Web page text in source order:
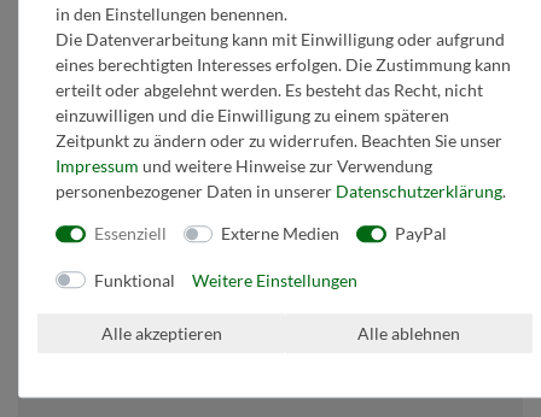
Zahlen Sie sicher mit
in den Einstellungen benennen.
Die Datenverarbeitung kann mit Einwilligung oder aufgrund
eines berechtigten Interesses erfolgen. Die Zustimmung kann
erteilt oder abgelehnt werden. Es besteht das Recht, nicht
einzuwilligen und die Einwilligung zu einem späteren
Zeitpunkt zu ändern oder zu widerrufen. Beachten Sie unser
Impressum und weitere Hinweise zur Verwendung
personenbezogener Daten in unserer Daten­schutz­erklärung.
Essenziell Externe Medien PayPal
Funktional Weitere Einstellungen
Alle akzeptieren Alle ablehnen